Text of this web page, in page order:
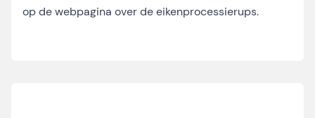
opde webpagina over de eikenprocessierups.